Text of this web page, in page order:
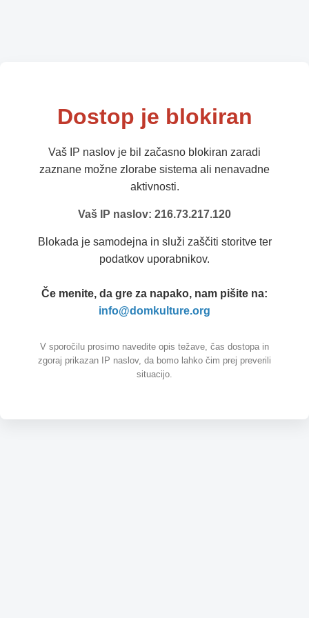
Dostop je blokiran
Vaš IP naslov je bil začasno blokiran zaradi
zaznane možne zlorabe sistema ali nenavadne
aktivnosti.
Vaš IP naslov: 216.73.217.120
Blokada je samodejna in služi zaščiti storitve ter
podatkov uporabnikov.
Če menite, da gre za napako, nam pišite na:
info@domkulture.org
V sporočilu prosimo navedite opis težave, čas dostopa in
zgoraj prikazan IP naslov, da bomo lahko čim prej preverili
situacijo.